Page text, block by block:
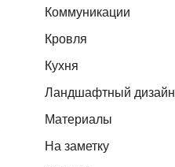
Коммуникации
Кровля
Кухня
Ландшафтный дизайн
Материалы
На заметку